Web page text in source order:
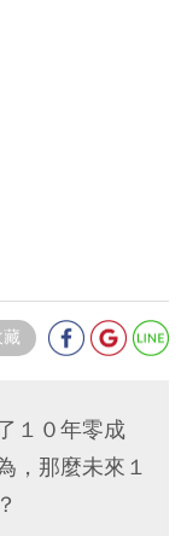
１０年零成
，那麼未來１